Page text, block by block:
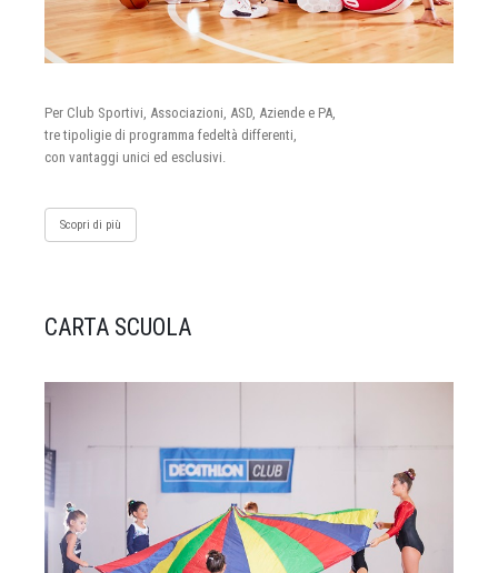
Per Club Sportivi, Associazioni, ASD, Aziende e PA,
tre tipoligie di programma fedeltà differenti,
con vantaggi unici ed esclusivi.
Scopri di più
CARTA SCUOLA